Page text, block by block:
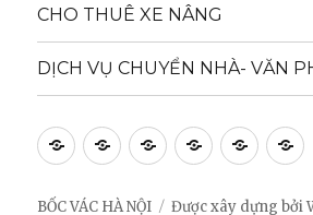
CHO THUÊ XE NÂNG
DỊCH VỤ CHUYỂN NHÀ- VĂN
TrangGiới DỊCH
BỐC
CHO
XE
CHO
XE
BỐC VÁC HÀ NỘI Được xây dựng bởi